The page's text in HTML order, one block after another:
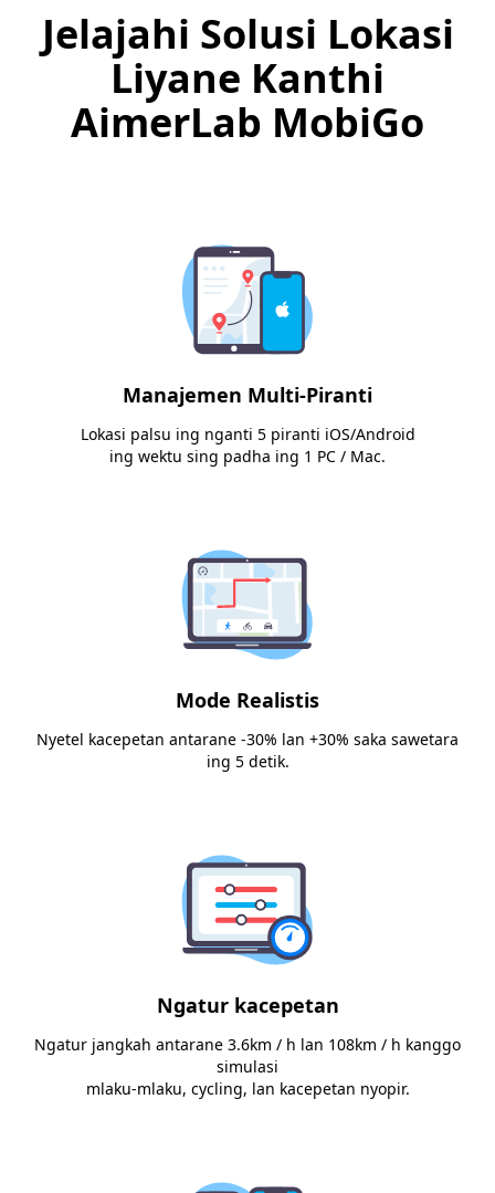
Jelajahi Solusi Lokasi
Liyane Kanthi
AimerLab MobiGo
Manajemen Multi-Piranti
Lokasi palsu ing nganti 5 piranti iOS/Android
ing wektu sing padha ing 1 PC / Mac.
Mode Realistis
Nyetel kacepetan antarane -30% lan +30% saka sawetara
ing 5 detik.
Ngatur kacepetan
Ngatur jangkah antarane 3.6km / h lan 108km / h kanggo
simulasi
mlaku-mlaku, cycling, lan kacepetan nyopir.